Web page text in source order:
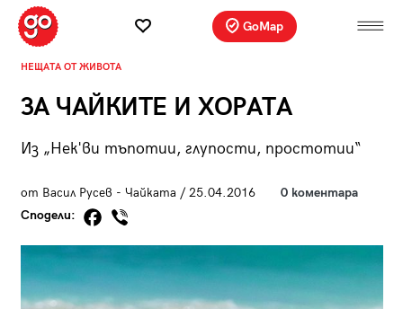
GoMap
НЕЩАТА ОТ ЖИВОТА
ЗА ЧАЙКИТЕ И ХОРАТА
Из „Нек'ви тъпотии, глупости, простотии“
от Васил Русев - Чайката / 25.04.2016
0 коментара
Сподели: